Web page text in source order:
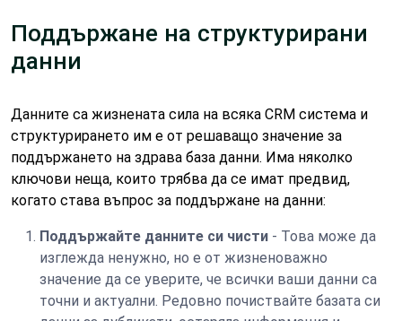
Поддържане на структурирани
данни
Данните са жизнената сила на всяка CRM система и
структурирането им е от решаващо значение за
поддържането на здрава база данни. Има няколко
ключови неща, които трябва да се имат предвид,
когато става въпрос за поддържане на данни:
Поддържайте данните си чисти - Това може да
изглежда ненужно, но е от жизненоважно
значение да се уверите, че всички ваши данни са
точни и актуални. Редовно почиствайте базата си